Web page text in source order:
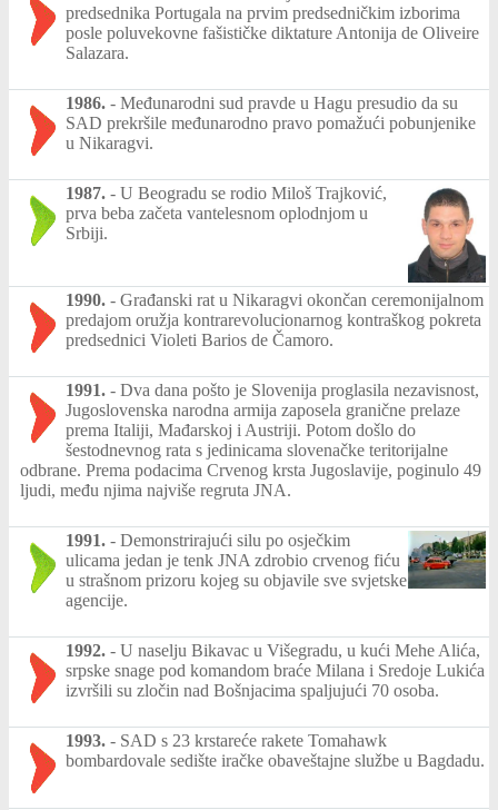
predsednika Portugala na prvim predsedničkim izborima
posle poluvekovne fašističke diktature Antonija de Oliveire
Salazara.
1986. - Međunarodni sud pravde u Hagu presudio da su
SAD prekršile međunarodno pravo pomažući pobunjenike
u Nikaragvi.
1987. - U Beogradu se rodio Miloš Trajković,
prva beba začeta vantelesnom oplodnjom u
Srbiji.
1990. - Građanski rat u Nikaragvi okončan ceremonijalnom
predajom oružja kontrarevolucionarnog kontraškog pokreta
predsednici Violeti Barios de Čamoro.
1991. - Dva dana pošto je Slovenija proglasila nezavisnost,
Jugoslovenska narodna armija zaposela granične prelaze
prema Italiji, Mađarskoj i Austriji. Potom došlo do
šestodnevnog rata s jedinicama slovenačke teritorijalne
odbrane. Prema podacima Crvenog krsta Jugoslavije, poginulo 49
ljudi, među njima najviše regruta JNA.
1991. - Demonstrirajući silu po osječkim
ulicama jedan je tenk JNA zdrobio crvenog fiću
u strašnom prizoru kojeg su objavile sve svjetske
agencije.
1992. - U naselju Bikavac u Višegradu, u kući Mehe Alića,
srpske snage pod komandom braće Milana i Sredoje Lukića
izvršili su zločin nad Bošnjacima spaljujući 70 osoba.
1993. - SAD s 23 krstareće rakete Tomahawk
bombardovale sedište iračke obaveštajne službe u Bagdadu.